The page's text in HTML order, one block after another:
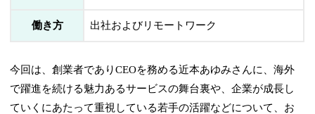
働き方 出社およびリモートワーク
今回は、創業者でありCEOを務める近本あゆみさんに、海外
で躍進を続ける魅力あるサービスの舞台裏や、企業が成長し
ていくにあたって重視している若手の活躍などについて、お